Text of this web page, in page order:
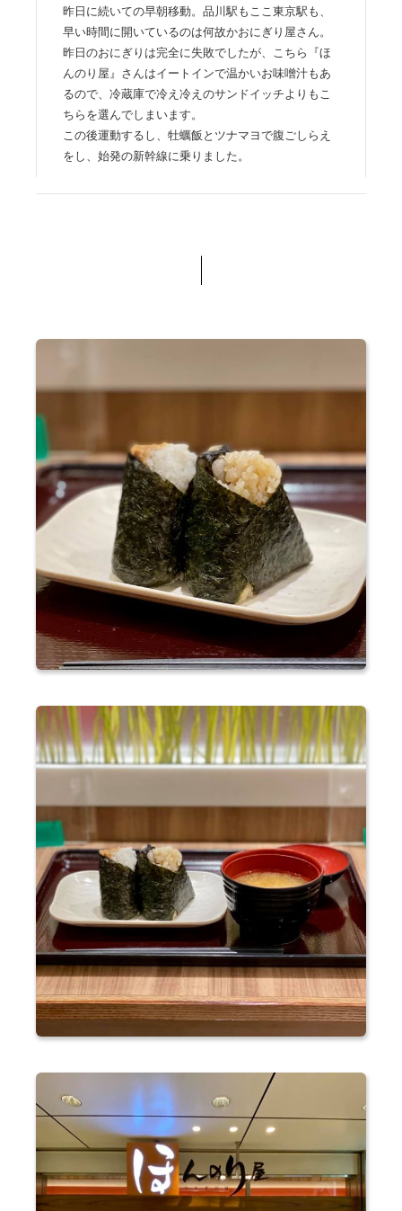
昨日に続いての早朝移動。品川駅もここ東京駅も、
早い時間に開いているのは何故かおにぎり屋さん。
昨日のおにぎりは完全に失敗でしたが、こちら『ほ
んのり屋』さんはイートインで温かいお味噌汁もあ
るので、冷蔵庫で冷え冷えのサンドイッチよりもこ
ちらを選んでしまいます。
この後運動するし、牡蠣飯とツナマヨで腹ごしらえ
をし、始発の新幹線に乗りました。